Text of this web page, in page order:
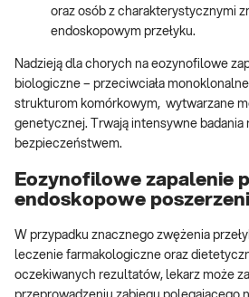
oraz osób z charakterystycznymi
endoskopowym przełyku.
Nadzieją dla chorych na eozynofilowe
biologiczne – przeciwciała
strukturom komórkowym, wytwarzane
genetycznej. Trwają intensywne badania
bezpieczeństwem.
Eozynofilowe zapalenie
endoskopowe
W przypadku znacznego zwężenia
leczenie farmakologiczne oraz
oczekiwanych rezultatów, lekarz może